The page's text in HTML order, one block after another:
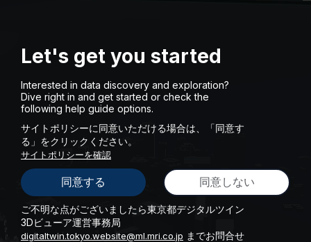
Let's get you started
Interested in data discovery and exploration?
Dive right in and get started or check the
following help guide options.
サイトポリシーに同意いただける場合は、「同意す
る」をクリックください。
サイトポリシーを確認
同意する 同意しない
ご不明な点がございましたら東京都デジタルツイン
3Dビューア運営事務局
digitaltwin.tokyo.website@ml.mri.co.jp までお問合せ